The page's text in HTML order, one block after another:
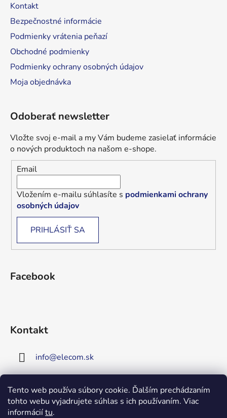
Tento web používa súbory cookie. Ďalším prechádzaním
tohto webu vyjadrujete súhlas s ich používaním. Viac
informáciítu.
Upozornenie!
Kontakt
Bezpečnostné informácie
Podmienky vrátenia peňazí
Obchodné podmienky
Podmienky ochrany osobných údajov
Moja objednávka
Odoberať newsletter
Vložte svoj e-mail a my Vám budeme zasielať informácie
o nových produktoch na našom e-shope.
Email
Vložením e-mailu súhlasíte s podmienkami ochrany
osobných údajov
PRIHLÁSIŤ SA
Facebook
Kontakt
info@elecom.sk